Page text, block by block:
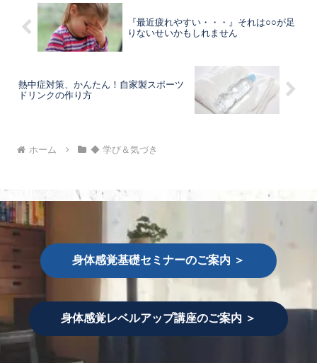
『最近疲れやすい・・・』それは○○が足
りないせいかもしれません
熱中症対策、かんたん！自家製スポーツ
ドリンクの作り方
ホーム ◆ 学び＆気づき
身体感覚基礎セミナーのご案内 ＞
身体感覚レベルアップ講座のご案内 ＞